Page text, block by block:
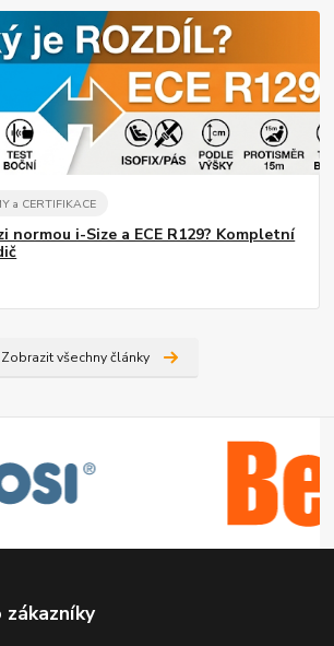
a CERTIFIKACE
normou i-Size a ECE R129? Kompletní
Zobrazit všechny články